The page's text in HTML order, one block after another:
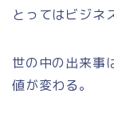
とってはビジネ
世の中の出来事
値が変わる。